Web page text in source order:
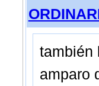
también
amparo